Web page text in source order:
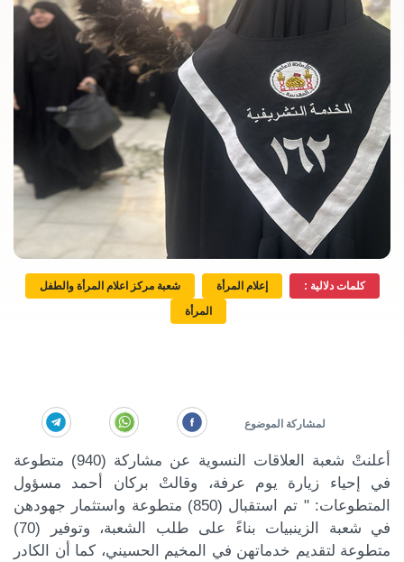
كلمات دلالية : إعلام المرأة
شعبة مركز اعلام المرأة والطفل
المرأة
أعلنتْ شعبة العلاقات النسوية عن مشاركة (940) متطوعة
في إحياء زيارة يوم عرفة، وقالتْ بركان أحمد مسؤول
المتطوعات: " تم استقبال (850) متطوعة واستثمار جهودهن
في شعبة الزينبيات بناءً على طلب الشعبة، وتوفير (70)
متطوعة لتقديم خدماتهن في المخيم الحسيني، كما أن الكادر